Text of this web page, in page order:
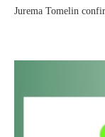
Jurema Tomelin